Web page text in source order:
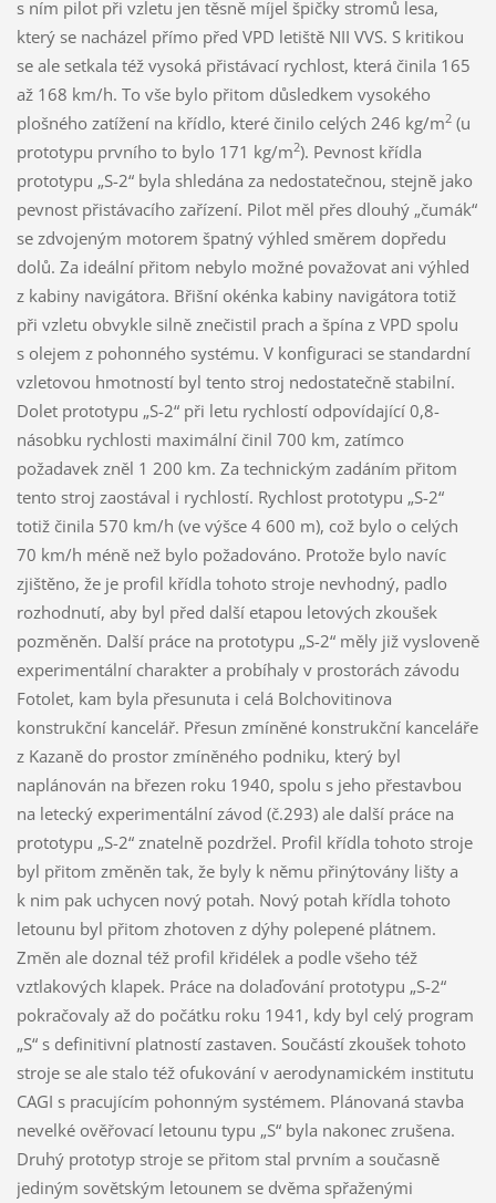
2(u
prototypu prvního to bylo 171 kg/m2). Pevnost křídla
prototypu „S-2“ byla shledána za nedostatečnou, stejně jako
pevnost přistávacího zařízení. Pilot měl přes dlouhý „čumák“
se zdvojeným motorem špatný výhled směrem dopředu
dolů. Za ideální přitom nebylo možné považovat ani výhled
z kabiny navigátora. Břišní okénka kabiny navigátora totiž
při vzletu obvykle silně znečistil prach a špína z VPD spolu
s olejem z pohonného systému. V konfiguraci se standardní
vzletovou hmotností byl tento stroj nedostatečně stabilní.
Dolet prototypu „S-2“ při letu rychlostí odpovídající 0,8-
násobku rychlosti maximální činil 700 km, zatímco
požadavek zněl 1 200 km. Za technickým zadáním přitom
tento stroj zaostával i rychlostí. Rychlost prototypu „S-2“
totiž činila 570 km/h (ve výšce 4 600 m), což bylo o celých
70 km/h méně než bylo požadováno. Protože bylo navíc
zjištěno, že je profil křídla tohoto stroje nevhodný, padlo
rozhodnutí, aby byl před další etapou letových zkoušek
pozměněn. Další práce na prototypu „S-2“ měly již vysloveně
experimentální charakter a probíhaly v prostorách závodu
Fotolet, kam byla přesunuta i celá Bolchovitinova
konstrukční kancelář. Přesun zmíněné konstrukční kanceláře
z Kazaně do prostor zmíněného podniku, který byl
naplánován na březen roku 1940, spolu s jeho přestavbou
na letecký experimentální závod (č.293) ale další práce na
prototypu „S-2“ znatelně pozdržel. Profil křídla tohoto stroje
byl přitom změněn tak, že byly k němu přinýtovány lišty a
k nim pak uchycen nový potah. Nový potah křídla tohoto
letounu byl přitom zhotoven z dýhy polepené plátnem.
Změn ale doznal též profil křidélek a podle všeho též
vztlakových klapek. Práce na dolaďování prototypu „S-2“
pokračovaly až do počátku roku 1941, kdy byl celý program
„S“ s definitivní platností zastaven. Součástí zkoušek tohoto
stroje se ale stalo též ofukování v aerodynamickém institutu
CAGI s pracujícím pohonným systémem. Plánovaná stavba
nevelké ověřovací letounu typu „S“ byla nakonec zrušena.
Druhý prototyp stroje se přitom stal prvním a současně
jediným sovětským letounem se dvěma spřaženými